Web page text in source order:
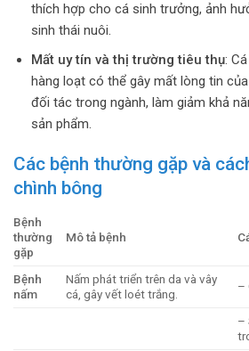
thích hợp cho cá sinh trưởng, ảnh
sinh thái nuôi.
Mất uy tín và thị trường tiêu thụ:
hàng loạt có thể gây mất lòng tin
đối tác trong ngành, làm giảm khả
sản phẩm.
Các bệnh thường gặp và
chình bông
Bệnh
thường
gặp
Mô tả bệnh
Bệnh
nấm
Nấm phát triển trên da và vây
cá, gây vết loét trắng.
–
–